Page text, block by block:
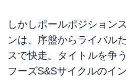
しかしポールポジション
ンは、序盤からライバル
スで快走。タイトルを争
フーズS&Sサイクルのイ